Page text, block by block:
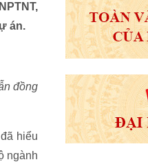
án.
đồng
hiểu
ngành